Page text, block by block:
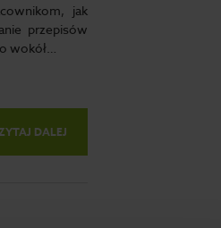
jak
przepisów
wokół…
DALEJ